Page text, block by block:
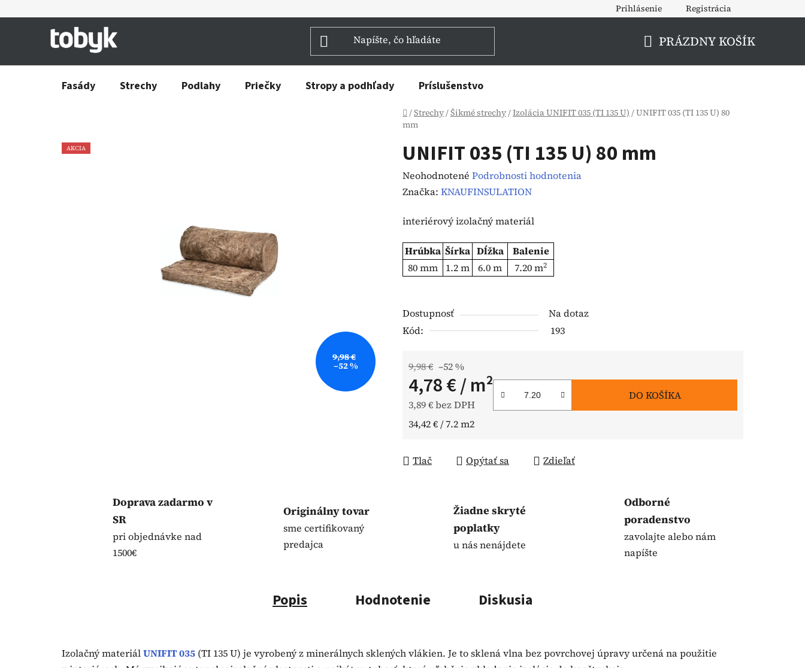
na
Prihlásenie Registrácia
PRÁZDNY KOŠÍK
Fasády Strechy Podlahy Priečky Stropy a podhľady Príslušenstvo
Domov
/Strechy/Šikmé strechy/Izolácia UNIFIT 035 (TI 135 U) /UNIFIT 035 (TI 135 U) 80
mm
UNIFIT 035 (TI 135 U) 80 mm
Priemerné
hodnotenie
je
0,0
z
Neohodnotené Podrobnosti hodnotenia
Značka: KNAUFINSULATION
interiérový izolačný materiál
Hrúbka Šírka Dĺžka
Balenie
80 mm
1.2 m 6.0 m 7.20 m2
Dostupnosť
Na dotaz
Kód:
193
9,98 € –52 %
4,78 €/ m²
3,89 € bez DPH
Jednotková cena:
34,42 € / 7.2 m2
DO KOŠÍKA
Tlač Opýtať sa Zdieľať
AKCIA
9,98 €
–52 %
Doprava zadarmo v
SR
pri objednávke nad
1500€
Originálny tovar
sme certifikovaný
predajca
Žiadne skryté
poplatky
u nás nenájdete
Odborné
poradenstvo
zavolajte alebo nám
napíšte
Popis Hodnotenie Diskusia
Izolačný materiálUNIFIT 035 (TI 135 U) je vyrobený z minerálnych sklených vlákien. Je to sklená vlna bez povrchovej úpravy určená na použitie